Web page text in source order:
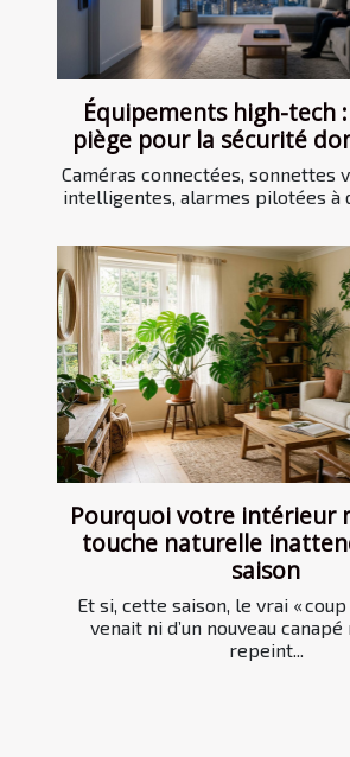
Équipements high-tech
piège pour la sécurité
Caméras connectées, sonnettes
intelligentes, alarmes pilotées à
Pourquoi votre intérieur
touche naturelle
saison
Et si, cette saison, le vrai «
venait ni d’un nouveau canapé
repeint...